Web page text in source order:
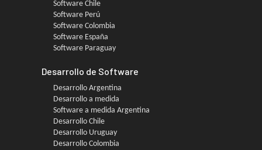
Software Chile
Software Perú
Software Colombia
Software España
Software Paraguay
Desarrollo de Software
Desarrollo Argentina
Desarrollo a medida
Software a medida Argentina
Desarrollo Chile
Desarrollo Uruguay
Desarrollo Colombia